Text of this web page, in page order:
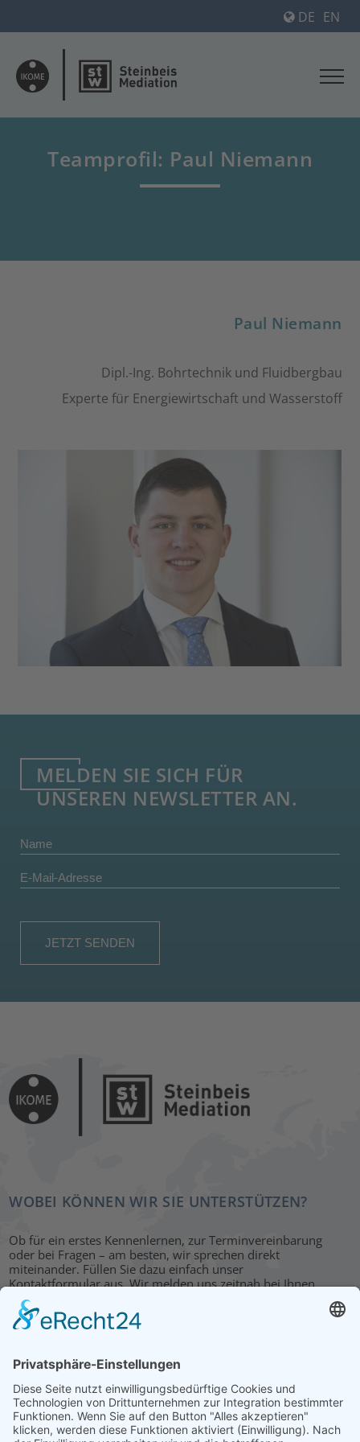
DE EN
Teamprofil: Paul Niemann
Paul Niemann
Dipl.-Ing. Bohrtechnik und Fluidbergbau
Experte für Energiewirtschaft und Wasserstoff
MELDEN SIE SICH FÜR
UNSEREN NEWSLETTER AN.
WOBEI KÖNNEN WIR SIE UNTERSTÜTZEN?
Ob für ein erstes Kennenlernen, zur Terminvereinbarung
oder bei Fragen – am besten, wir sprechen direkt
miteinander. Füllen Sie dazu einfach unser
Kontaktformular aus. Wir melden uns zeitnah bei Ihnen.
KONTAKT
HAUPTBÜRO: LEIPZIG
Hohe Straße 11